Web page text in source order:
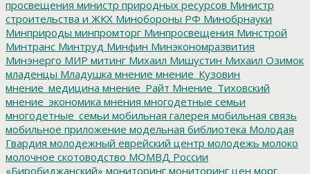
просвещения министр природных ресурсов Министр
строительства и ЖКХ Минобороны РФ Минобрнауки
Минприроды минпромторг Минпросвещения Минстрой
Минтранс Минтруд Минфин Минэкономразвития
Минэнерго МИР митинг Михаил Мишустин Михаил Озимок
младенцы Младушка мнение мнение_Кузовин
мнение_медицина мнение_Райт Мнение_Тиховский
мнение_экономика мнения многодетные семьи
многодетные_семьи мобильная галерея мобильная связь
мобильное приложение модельная библиотека Молодая
Гвардия молодежный еврейский центр молодежь молоко
молочное скотоводство МОМВД России
«Биробиджанский» мониторинг мониторинг цен морг